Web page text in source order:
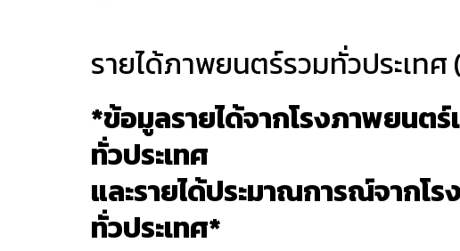
รายได้ภาพยนตร์รวมทั่วประเทศ
*ข้อมูลรายได้จากโรงภาพยนต
ทั่วประเทศ
และรายได้ประมาณการณ์จาก
ทั่วประเทศ*